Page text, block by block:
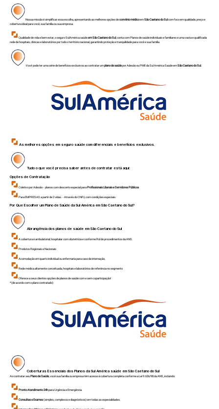
Nossa missão é simplificar essa escolha, apresentando as melhores opções deconvênio médicoemSão Caetano do Sulcom foco em qualidade, preço e
cobertura ideal para você, sua família ou sua empresa.
Qualidade de vida e bem estar, o seguro SulAmérica saúdeem São Caetano do Sul, conta com Planos de saúde individuais e familiares e uma vasta e qualificada
rede de hospitais, clinicas e laboratórios por todo o território nacional, garantindo proteção e tranquilidade para você e sua família.
Vocêpode ter uma série de benefícios exclusivos ao contratar umplano de saúdepor Adesão ou PME da Sul América Saúde emSão Caetano do Sul.
As melhores opções em seguro saúde com diferenciais e benefícios exclusivos.
Tudo o que você precisa saber antes de contratar está aqui:
Opções de Contratação
Coletivo por Adesão - planos com desconto especial paraProfissionais Liberais e Servidores Públicos
Para EMPRESAS a partir de 2 vidas. - Através do CNPJ, com condições especiais.
Por Que Escolher um Plano de Saúde da Sul América emSão Caetano do Sul?
Abrangência dos planos de saúde emSão Caetano do Sul
A cobertura é ambulatorial, hospitalar com obstetrícia e conforme Rol de procedimentos da ANS.
Produtos Regionais e Nacionais
Acomodação em quarto individual ou enfermaria para caso de internação,
Rede médica altamente conceituada, hospitais e laboratórios de referência no segmento
Oferece a seus clientes opções de planos de saúde com e sem coparticipação!
*(de acordo com o plano contratado)
Coberturas Essenciais dos Planos da Sul América saúde emSão Caetano do Sul
Ao contratar seuPlano de Saúde, você sua família ou empresa têm acesso à cobertura completa conforme a Lei 9.656/98 da ANS, incluindo:
Pronto Atendimento 24hpara Urgência e Emergência.
Consultas e Exames(simples, complexos e diagnósticos) em todas as especialidades.